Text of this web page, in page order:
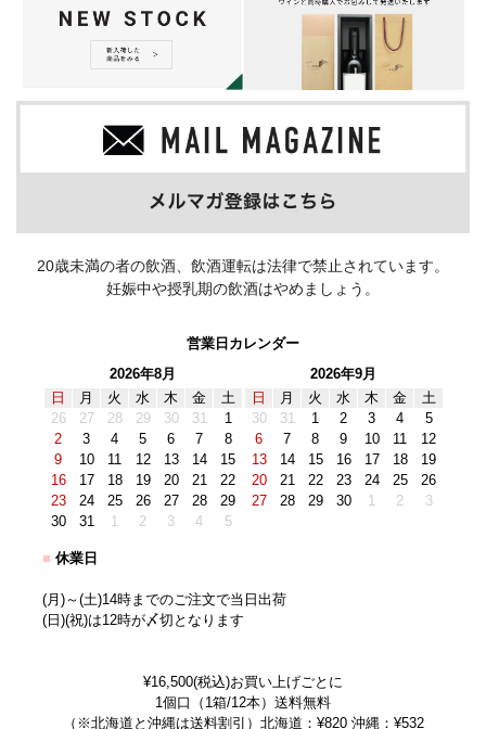
20歳未満の者の飲酒、飲酒運転は法律で禁止されています。
妊娠中や授乳期の飲酒はやめましょう。
営業日カレンダー
2026年8月
日
月 火 水 木 金
土
26
27 28 29 30 31
1
2
3 4 5 6 7
8
9
10 11 12 13 14
15
16
17 18 19 20 21
22
23
24 25 26 27 28
29
30
31 1 2 3 4 5
2026年9月
日
月 火 水 木 金
土
30
31 1 2 3 4
5
6
7 8 9 10 11
12
13
14 15 16 17 18
19
20
21 22 23 24 25
26
27
28 29 30 1 2 3
■ 休業日
(月)～(土)14時までのご注文で当日出荷
(日)(祝)は12時が〆切となります
¥16,500(税込)お買い上げごとに
1個口（1箱/12本）送料無料
（※北海道と沖縄は送料割引）北海道：¥820 沖縄：¥532